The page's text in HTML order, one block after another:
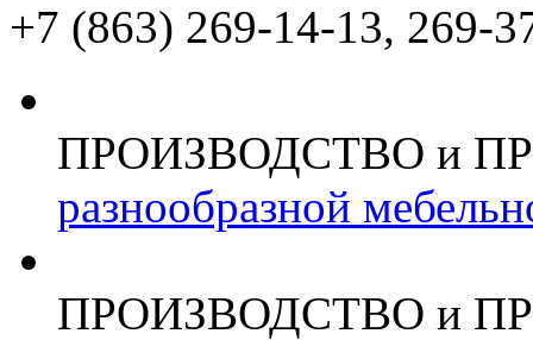
+7 (863) 269-14-13, 269-
ПРОИЗВОДСТВО и
разнообразной
ПРОИЗВОДСТВО и